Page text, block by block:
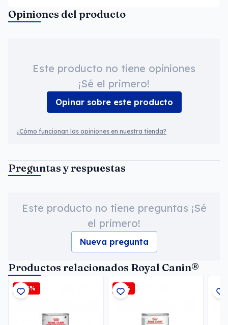
Opiniones del producto
Este producto no tiene opiniones
¡Sé el primero!
Opinar sobre este producto
¿Cómo funcionan las opiniones en nuestra tienda?
Preguntas y respuestas
Este producto no tiene preguntas ¡Sé
el primero!
Nueva pregunta
Productos relacionados Royal Canin®
-2,5% -6%